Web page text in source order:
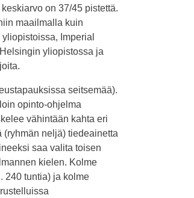
on 37/45 pistettä.
maailmalla kuin
Imperial
yliopistossa ja
seitsemää).
opinto-ohjelma
vähintään kahta eri
neljä) tiedeainetta
saa valita toisen
kielen. Kolme
240 tuntia) ja kolme